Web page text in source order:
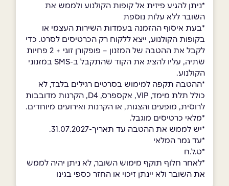
*ניתן להגיע פיזית אל קופות הקולנוע ולממש את
השובר ללא עלות נוספת
*בעת איסוף ההזמנה בעמדות השירות העצמי או
בקופות הקולנוע, ייצא ללקוח רק הכרטיסים לסרט. כדי
לקבל את ההטבה של המזנון – פופקורן זוגי + 2 פחיות
שתיה, עליו להציג את הקוד שהתקבל ב-SMS במזנוני
הקולנוע.
*ההטבה תקפה למימוש בסרטים רגילים בלבד, לא
כולל תלת מימד, VIP, אקספרס, D4, הקרנות מדובבות
לרוסית, מופעים והצגות, או הקרנות ואירועים מיוחדים.
*מלאי כרטיסים מוגבל.
*יש לממש את ההטבה עד תאריך-31.07.2027.
*עד גמר המלאי
*ט.ל.ח
*לאחר חלוף תוקף מימוש השובר, לא ניתן יהיה לממש
את השובר ולא יינתן זיכוי או החזר כספי בגינו